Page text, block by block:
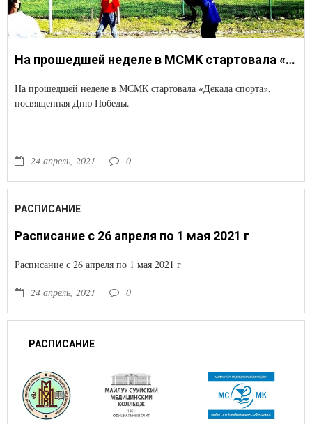
На прошедшей неделе в МСМК стартовала «Декада спорта», посвященная Дню Победы.
На прошедшей неделе в МСМК стартовала «Декада спорта»,
посвященная Дню Победы.
24 апрель, 2021 0
РАСПИСАНИЕ
Расписание с 26 апреля по 1 мая 2021 г
Расписание с 26 апреля по 1 мая 2021 г
24 апрель, 2021 0
РАСПИСАНИЕ